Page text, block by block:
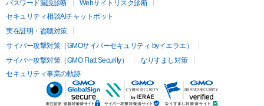
パスワード漏洩診断
Webサイトリスク診断
セキュリティ相談AIチャットボット
実在証明・盗聴対策
サイバー攻撃対策（GMOサイバーセキュリティ byイエラエ）
サイバー攻撃対策（GMO Flatt Security）
なりすまし対策
セキュリティ事業の軌跡